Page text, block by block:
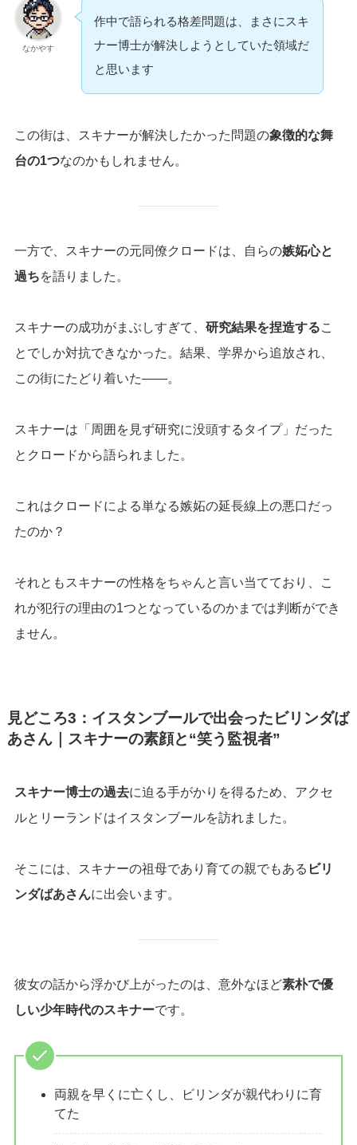
なかやす
作中で語られる格差問題は、まさにスキ
ナー博士が解決しようとしていた領域だ
と思います
この街は、スキナーが解決したかった問題の象徴的な舞
台の1つなのかもしれません。
一方で、スキナーの元同僚クロードは、自らの嫉妬心と
過ちを語りました。
スキナーの成功がまぶしすぎて、 研究結果を捏造するこ
とでしか対抗できなかった。結果、学界から追放され、
この街にたどり着いた――。
スキナーは「周囲を見ず研究に没頭するタイプ」だった
とクロードから語られました。
これはクロードによる単なる嫉妬の延長線上の悪口だっ
たのか？
それともスキナーの性格をちゃんと言い当てており、こ
れが犯行の理由の1つとなっているのかまでは判断ができ
ません。
見どころ3：イスタンブールで出会ったビリンダば
あさん｜スキナーの素顔と“笑う監視者”
スキナー博士の過去に迫る手がかりを得るため、アクセ
ルとリーランドはイスタンブールを訪れました。
そこには、スキナーの祖母であり育ての親でもある ビリ
ンダばあさんに出会います。
彼女の話から浮かび上がったのは、意外なほど素朴で優
しい少年時代のスキナーです。
両親を早くに亡くし、ビリンダが親代わりに育
てた